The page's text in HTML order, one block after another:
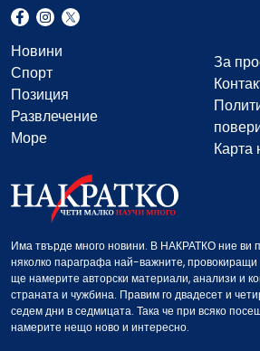
Новини
Спорт
Позиция
Развлечение
Море
За
Карта
Има твърде много новини. В НАКРАТКО ние ви
няколко параграфа най-важните, провокиращи
ще намерите авторски материали, анализи и
страната и чужбина. Правим го двадесет и
седем дни в седмицата. Така че при всяко
намерите нещо ново и интересно.